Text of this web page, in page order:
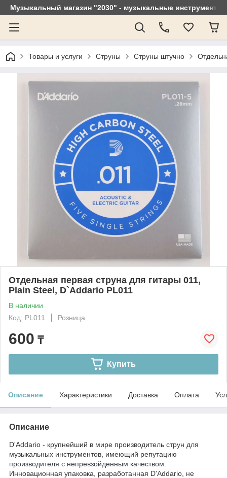
Музыкальный магазин "2030" - музыкальные
Товары и услуги Струны Струны штучно
Отдельная первая струна для гитары 011,
Plain Steel, D`Addario PL011
В наличии
Код: PL011
Розница
600 ₸
Купить
Описание Характеристики Доставка Оплата
Описание
D'Addario - крупнейший в мире производитель струн для
музыкальных инструментов, имеющий репутацию
производителя с непревзойденным качеством.
Инновационная упаковка, разработанная D'Addario, не